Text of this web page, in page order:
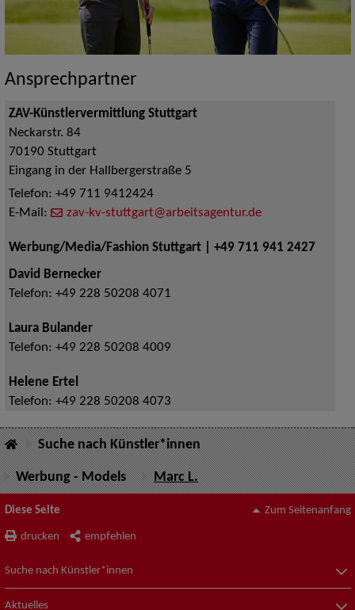
Ansprechpartner
ZAV-Künstlervermittlung Stuttgart
Neckarstr. 84
70190 Stuttgart
Eingang in der Hallbergerstraße 5
Telefon: +49 711 9412424
E-Mail:
zav-kv-stuttgart@arbeitsagentur.de
Werbung/Media/Fashion Stuttgart | +49 711 941 2427
David Bernecker
Telefon: +49 228 50208 4071
Laura Bulander
Telefon: +49 228 50208 4009
Helene Ertel
Telefon: +49 228 50208 4073
Suche nach Künstler*innen
Werbung - Models Marc L.
Diese Seite
drucken empfehlen
Zum Seitenanfang
Suche nach Künstler*innen
Aktuelles